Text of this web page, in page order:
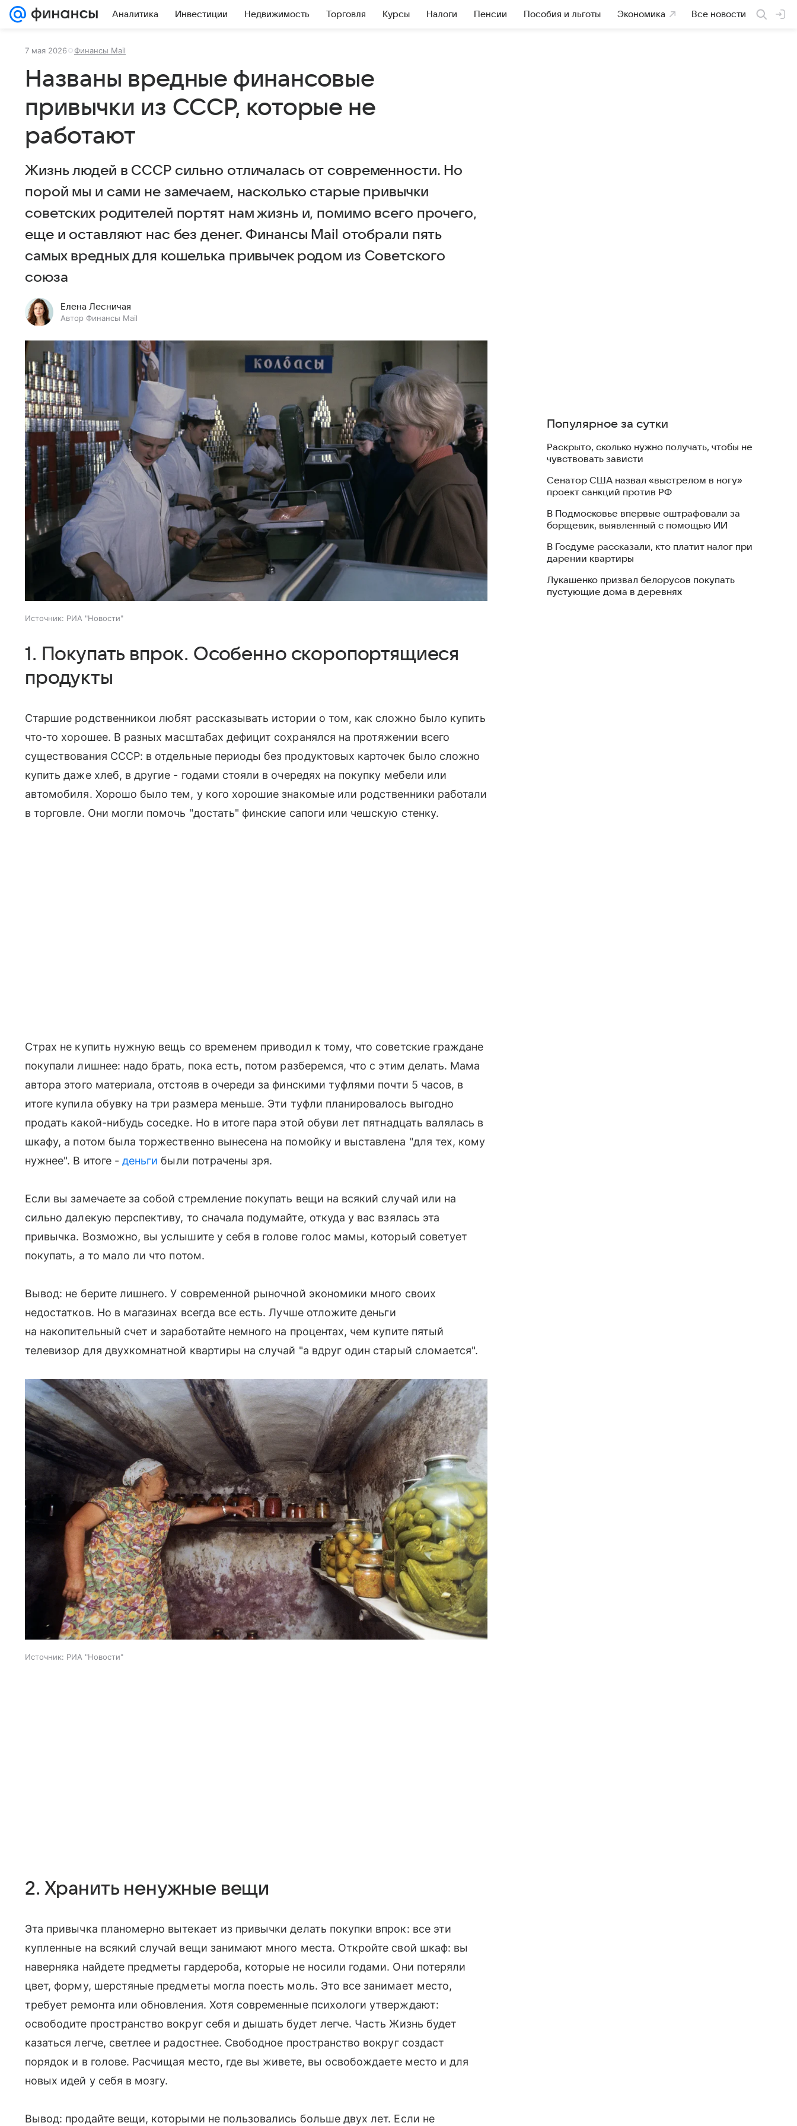
Аналитика Инвестиции Недвижимость Торговля Курсы Налоги Пенсии Пособия и льготы Экономика Все новости
7 мая 2026 Финансы Mail
Названы вредные финансовые
привычки из СССР, которые не
работают
Жизнь людей в СССР сильно отличалась от современности. Но
порой мы и сами не замечаем, насколько старые привычки
советских родителей портят нам жизнь и, помимо всего прочего,
еще и оставляют нас без денег. Финансы Mail отобрали пять
самых вредных для кошелька привычек родом из Советского
союза
Елена Лесничая
Автор Финансы Mail
Источник: РИА "Новости"
1. Покупать впрок. Особенно скоропортящиеся
продукты
Старшие родственникои любят рассказывать истории о том, как сложно было купить
что-то хорошее. В разных масштабах дефицит сохранялся на протяжении всего
существования СССР: в отдельные периоды без продуктовых карточек было сложно
купить даже хлеб, в другие - годами стояли в очередях на покупку мебели или
автомобиля. Хорошо было тем, у кого хорошие знакомые или родственники работали
в торговле. Они могли помочь "достать" финские сапоги или чешскую стенку.
Страх не купить нужную вещь со временем приводил к тому, что советские граждане
покупали лишнее: надо брать, пока есть, потом разберемся, что с этим делать. Мама
автора этого материала, отстояв в очереди за финскими туфлями почти 5 часов, в
итоге купила обувку на три размера меньше. Эти туфли планировалось выгодно
продать какой-нибудь соседке. Но в итоге пара этой обуви лет пятнадцать валялась в
шкафу, а потом была торжественно вынесена на помойку и выставлена "для тех, кому
нужнее". В итоге -деньги были потрачены зря.
Если вы замечаете за собой стремление покупать вещи на всякий случай или на
сильно далекую перспективу, то сначала подумайте, откуда у вас взялась эта
привычка. Возможно, вы услышите у себя в голове голос мамы, который советует
покупать, а то мало ли что потом.
Вывод: не берите лишнего. У современной рыночной экономики много своих
недостатков. Но в магазинах всегда все есть. Лучше отложите деньги
на накопительный счет и заработайте немного на процентах, чем купите пятый
телевизор для двухкомнатной квартиры на случай "а вдруг один старый сломается".
Источник: РИА "Новости"
2. Хранить ненужные вещи
Эта привычка планомерно вытекает из привычки делать покупки впрок: все эти
купленные на всякий случай вещи занимают много места. Откройте свой шкаф: вы
наверняка найдете предметы гардероба, которые не носили годами. Они потеряли
цвет, форму, шерстяные предметы могла поесть моль. Это все занимает место,
требует ремонта или обновления. Хотя современные психологи утверждают:
освободите пространство вокруг себя и дышать будет легче. Часть Жизнь будет
казаться легче, светлее и радостнее. Свободное пространство вокруг создаст
порядок и в голове. Расчищая место, где вы живете, вы освобождаете место и для
новых идей у себя в мозгу.
Вывод: продайте вещи, которыми не пользовались больше двух лет. Если не
Популярное за сутки
Раскрыто, сколько нужно получать, чтобы не
чувствовать зависти
Сенатор США назвал «выстрелом в ногу»
проект санкций против РФ
В Подмосковье впервые оштрафовали за
борщевик, выявленный с помощью ИИ
В Госдуме рассказали, кто платит налог при
дарении квартиры
Лукашенко призвал белорусов покупать
пустующие дома в деревнях